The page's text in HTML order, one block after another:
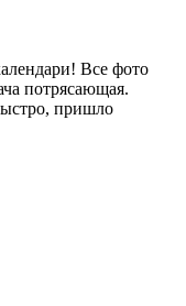
Все фото
потрясающая.
пришло